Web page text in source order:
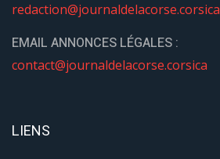
redaction@journaldelacorse.corsica
EMAIL ANNONCES LÉGALES :
contact@journaldelacorse.corsica
LIENS